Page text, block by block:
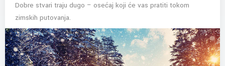
Dobre stvari traju dugo – osećaj koji će vas pratiti tokom
zimskih putovanja.